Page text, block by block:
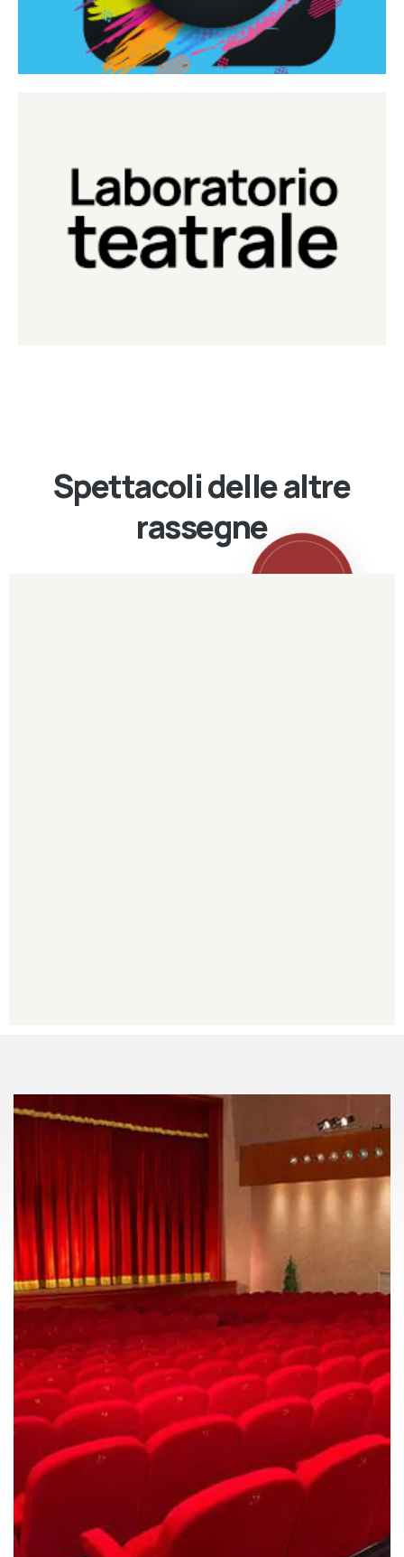
Laboratorio Teatrale
Laboratorio di teatro del Teatro Eduardo de Filippo
Continua
Spettacoli delle altre
rassegne